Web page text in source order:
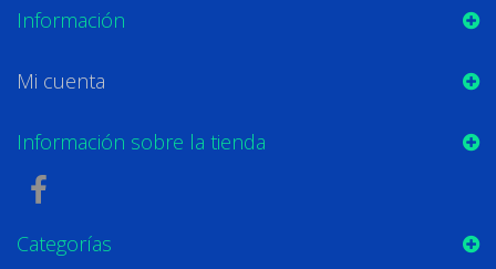
Información
Mi cuenta
Información sobre la tienda
Categorías